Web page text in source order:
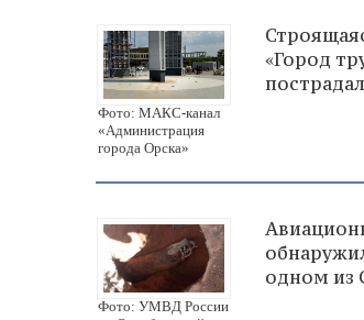
Фото: МАКС-канал
«Администрация
города Орска»
«Город
Фото: УМВД России
одном из